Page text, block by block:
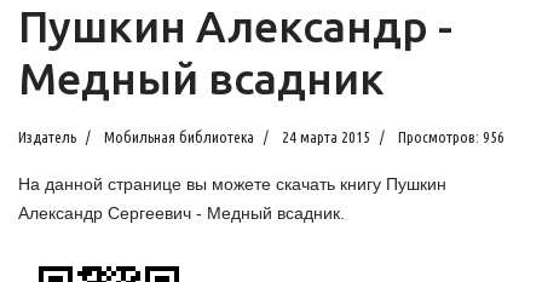
Пушкин Александр -
Медный всадник
Издатель Мобильная библиотека 24 марта 2015 Просмотров: 956
На данной странице вы можете скачать книгу Пушкин
Александр Сергеевич - Медный всадник.